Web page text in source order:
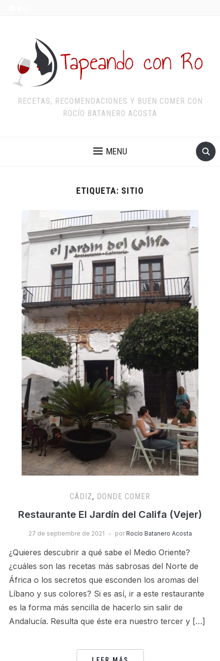
RECETAS, RECOMENDACIONES Y BUEN COMER CON
ROCÍO BATANERO ACOSTA
MENU
ETIQUETA: SITIO
CÁDIZ, DONDE COMER
Restaurante El Jardín del Califa (Vejer)
27 de septiembre de 2021 por Rocío Batanero Acosta
¿Quieres descubrir a qué sabe el Medio Oriente?
¿cuáles son las recetas más sabrosas del Norte de
África o los secretos que esconden los aromas del
Líbano y sus colores? Si es así, ir a este restaurante
es la forma más sencilla de hacerlo sin salir de
Andalucía. Resulta que éste era nuestro tercer y […]